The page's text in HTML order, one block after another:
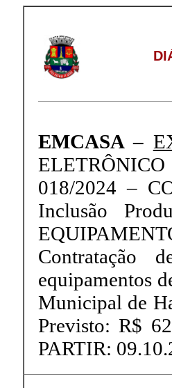
EMCASA –
018/2024 –
Inclusão
Contratação
equipamentos
Municipal de
Previsto: R$
PARTIR: